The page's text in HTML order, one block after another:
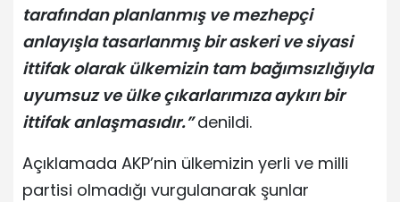
tarafından planlanmış ve mezhepçi
anlayışla tasarlanmış bir askeri ve siyasi
ittifak olarak ülkemizin tam bağımsızlığıyla
uyumsuz ve ülke çıkarlarımıza aykırı bir
ittifak anlaşmasıdır.” denildi.
Açıklamada AKP’nin ülkemizin yerli ve milli
partisi olmadığı vurgulanarak şunlar